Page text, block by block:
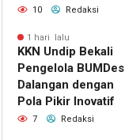
10 Redaksi
1 hari lalu
KKN Undip Bekali
Pengelola BUMDes
Dalangan dengan
Pola Pikir Inovatif
7 Redaksi